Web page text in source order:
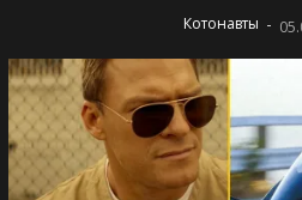
Котонавты -